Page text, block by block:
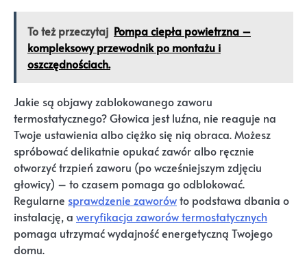
To też przeczytaj Pompa ciepła powietrzna –
kompleksowy przewodnik po montażu i
oszczędnościach.
Jakie są objawy zablokowanego zaworu
termostatycznego? Głowica jest luźna, nie reaguje na
Twoje ustawienia albo ciężko się nią obraca. Możesz
spróbować delikatnie opukać zawór albo ręcznie
otworzyć trzpień zaworu (po wcześniejszym zdjęciu
głowicy) – to czasem pomaga go odblokować.
Regularne sprawdzenie zaworówto podstawa dbania o
instalację, a weryfikacja zaworów termostatycznych
pomaga utrzymać wydajność energetyczną Twojego
domu.